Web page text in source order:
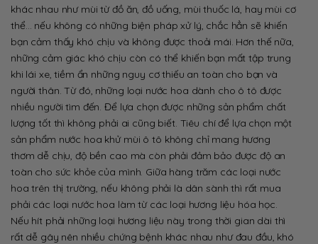
khác nhau như mùi từ đồ ăn, đồ uống, mùi thuốc lá, hay mùi cơ
thể… nếu không có những biện pháp xử lý, chắc hẳn sẽ khiến
bạn cảm thấy khó chịu và không được thoải mái. Hơn thế nữa,
những cảm giác khó chịu còn có thể khiến bạn mất tập trung
khi lái xe, tiềm ẩn những nguy cơ thiếu an toàn cho bạn và
người thân. Từ đó, những loại nước hoa dành cho ô tô được
nhiều người tìm đến. Để lựa chọn được những sản phẩm chất
lượng tốt thì không phải ai cũng biết. Tiêu chí để lựa chọn một
sản phẩm nước hoa khử mùi ô tô không chỉ mang hương
thơm dễ chịu, độ bền cao mà còn phải đảm bảo được độ an
toàn cho sức khỏe của mình. Giữa hàng trăm các loại nước
hoa trên thị trường, nếu không phải là dân sành thì rất mua
phải các loại nước hoa làm từ các loại hương liệu hóa học.
Nếu hít phải những loại hương liệu này trong thời gian dài thì
rất dễ gây nên nhiều chứng bệnh khác nhau như đau đầu, khó